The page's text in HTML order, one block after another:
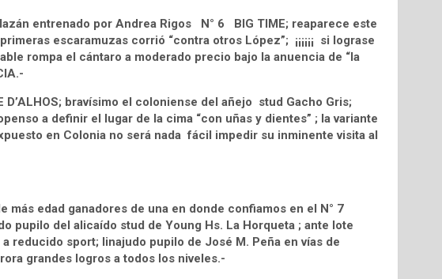
entrenado por Andrea Rigos N° 6 BIG TIME; reaparece este
escaramuzas corrió “contra otros López”; ¡¡¡¡¡¡ si lograse
rompa el cántaro a moderado precio bajo la anuencia de “la
bravísimo el coloniense del añejo stud Gacho Gris;
a definir el lugar de la cima “con uñas y dientes” ; la variante
en Colonia no será nada fácil impedir su inminente visita al
más edad ganadores de una en donde confiamos en el N° 7
pupilo del alicaído stud de Young Hs. La Horqueta ; ante lote
reducido sport; linajudo pupilo de José M. Peña en vías de
grandes logros a todos los niveles.-